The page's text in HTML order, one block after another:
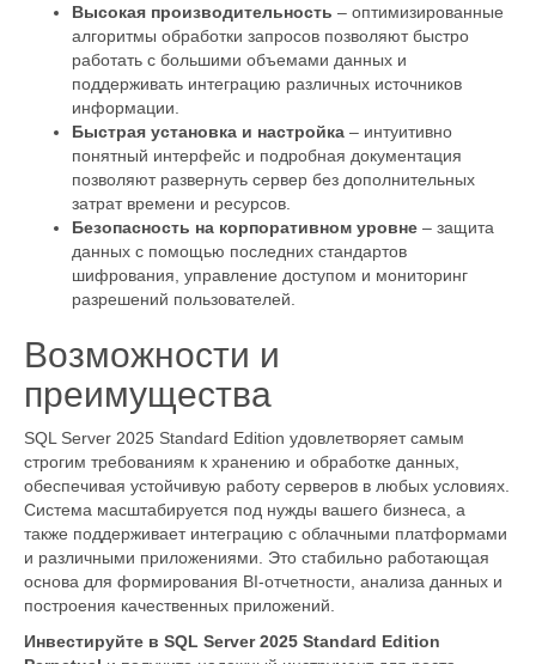
Высокая производительность – оптимизированные
алгоритмы обработки запросов позволяют быстро
работать с большими объемами данных и
поддерживать интеграцию различных источников
информации.
Быстрая установка и настройка – интуитивно
понятный интерфейс и подробная документация
позволяют развернуть сервер без дополнительных
затрат времени и ресурсов.
Безопасность на корпоративном уровне – защита
данных с помощью последних стандартов
шифрования, управление доступом и мониторинг
разрешений пользователей.
Возможности и
преимущества
SQL Server 2025 Standard Edition удовлетворяет самым
строгим требованиям к хранению и обработке данных,
обеспечивая устойчивую работу серверов в любых условиях.
Система масштабируется под нужды вашего бизнеса, а
также поддерживает интеграцию с облачными платформами
и различными приложениями. Это стабильно работающая
основа для формирования BI-отчетности, анализа данных и
построения качественных приложений.
Инвестируйте в SQL Server 2025 Standard Edition